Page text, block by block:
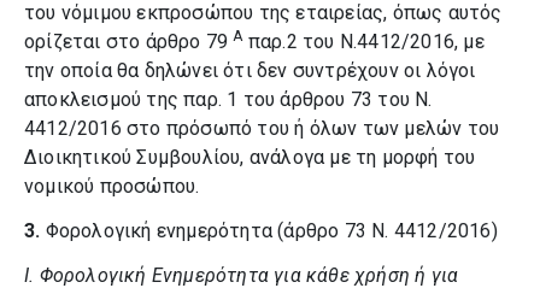
του νόμιμου εκπροσώπου της εταιρείας, όπως αυτός
ορίζεται στο άρθρο 79Απαρ.2 του Ν.4412/2016, με
την οποία θα δηλώνει ότι δεν συντρέχουν οι λόγοι
αποκλεισμού της παρ. 1 του άρθρου 73 του Ν.
4412/2016 στο πρόσωπό του ή όλων των μελών του
Διοικητικού Συμβουλίου, ανάλογα με τη μορφή του
νομικού προσώπου.
3. Φορολογική ενημερότητα (άρθρο 73 Ν. 4412/2016)
I. Φορολογική Ενημερότητα για κάθε χρήση ή για